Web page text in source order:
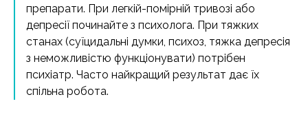
препарати. При легкій-помірній тривозі або
депресії починайте з психолога. При тяжких
станах (суїцидальні думки, психоз, тяжка депресія
з неможливістю функціонувати) потрібен
психіатр. Часто найкращий результат дає їх
спільна робота.